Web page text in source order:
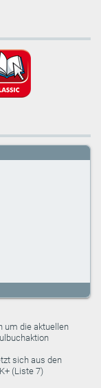
um die aktuellen
sich aus den
(Liste 7)